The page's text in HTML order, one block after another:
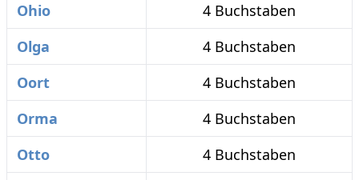
Ohio
4 Buchstaben
Olga
4 Buchstaben
Oort
4 Buchstaben
Orma
4 Buchstaben
Otto
4 Buchstaben